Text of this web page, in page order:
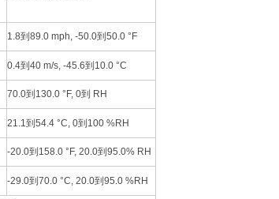
1.8到89.0 mph, -50.0到50.0 °F
0.4到40 m/s, -45.6到10.0 °C
70.0到130.0 °F, 0到 RH
21.1到54.4 °C, 0到100 %RH
-20.0到158.0 °F, 20.0到95.0% RH
-29.0到70.0 °C, 20.0到95.0 %RH